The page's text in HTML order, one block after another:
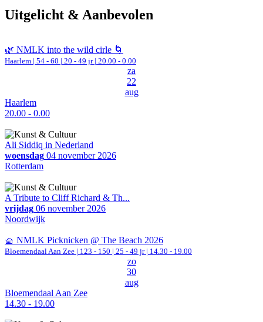
Uitgelicht & Aanbevolen
🌿 NMLK into the wild cirle 🌀
Haarlem | 54 - 60 | 20 - 49 jr | 20.00 - 0.00
za
22
aug
Haarlem
20.00 - 0.00
Ali Siddiq in Nederland
woensdag 04 november 2026
Rotterdam
A Tribute to Cliff Richard & Th...
vrijdag 06 november 2026
Noordwijk
🧺 NMLK Picknicken @ The Beach 2026
Bloemendaal Aan Zee | 123 - 150 | 25 - 49 jr | 14.30 - 19.00
zo
30
aug
Bloemendaal Aan Zee
14.30 - 19.00